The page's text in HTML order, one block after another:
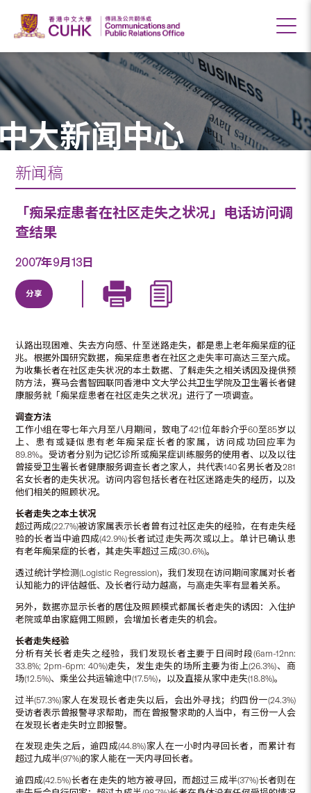
大新闻中心
新闻稿
「痴呆症患者在社区走失之状况」电话访问调
查结果
2007年9月13日
分享
认路出现困难、失去方向感、什至迷路走失，都是患上老年痴呆症的征
兆。根据外国研究数据，痴呆症患者在社区之走失率可高达三至六成。
为收集长者在社区走失状况的本土数据、了解走失之相关诱因及提供预
防方法，赛马会耆智园联同香港中文大学公共卫生学院及卫生署长者健
康服务就「痴呆症患者在社区走失之状况」进行了一项调查。
调查方法
工作小组在零七年六月至八月期间，致电了421位年龄介乎60至85岁以
上、患有或疑似患有老年痴呆症长者的家属，访问成功回应率为
89.8%。受访者分别为记忆诊所或痴呆症训练服务的使用者、以及以往
曾接受卫生署长者健康服务调查长者之家人，共代表140名男长者及281
名女长者的走失状况。访问内容包括长者在社区迷路走失的经历，以及
他们相关的照顾状况。
长者走失之本土状况
超过两成(22.7%)被访家属表示长者曾有过社区走失的经验，在有走失经
验的长者当中逾四成(42.9%)长者试过走失两次或以上。单计已确认患
有老年痴呆症的长者，其走失率超过三成(30.6%)。
透过统计学检测(Logistic Regression)，我们发现在访问期间家属对长者
认知能力的评估越低、及长者行动力越高，与高走失率有显着关系。
另外，数据亦显示长者的居住及照顾模式都属长者走失的诱因：入住护
老院或单由家庭佣工照顾，会增加长者走失的机会。
长者走失经验
分析有关长者走失之经验，我们发现长者主要于日间时段(6am-12nn:
33.8%; 2pm-6pm: 40%)走失，发生走失的场所主要为街上(26.3%)、商
场(12.5%)、乘坐公共运输途中(17.5%)，以及直接从家中走失(18.8%)。
过半(57.3%)家人在发现长者走失以后，会出外寻找；约四份一(24.3%)
受访者表示曾报警寻求帮助，而在曾报警求助的人当中，有三份一人会
在发现长者走失时立即报警。
在发现走失之后，逾四成(44.8%)家人在一小时内寻回长者，而累计有
超过九成半(97%)的家人能在一天内寻回长者。
逾四成(42.5%)长者在走失的地方被寻回，而超过三成半(37%)长者则在